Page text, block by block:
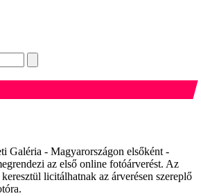
Galéria - Magyarországon elsőként -
az első online fotóárverést. Az
licitálhatnak az árverésen szereplő